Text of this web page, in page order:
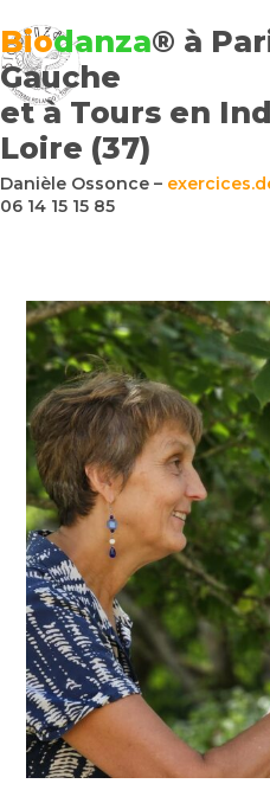
Biodanza® à
Gauche
et à Tours en
Loire (37)
Danièle Ossonce –
06 14 15 15 85